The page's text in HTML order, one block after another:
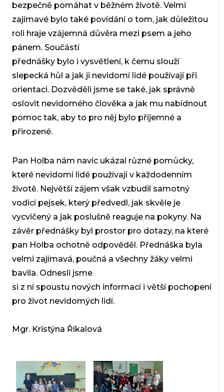
bezpečně pomáhat v běžném životě. Velmi
zajímavé bylo také povídání o tom, jak důležitou
roli hraje vzájemná důvěra mezi psem a jeho
pánem. Součástí
přednášky bylo i vysvětlení, k čemu slouží
slepecká hůl a jak ji nevidomí lidé používají při
orientaci. Dozvěděli jsme se také, jak správně
oslovit nevidomého člověka a jak mu nabídnout
pomoc tak, aby to pro něj bylo příjemné a
přirozené.
Pan Holba nám navíc ukázal různé pomůcky,
které nevidomí lidé používají v každodenním
životě. Největší zájem však vzbudil samotný
vodicí pejsek, který předvedl, jak skvěle je
vycvičený a jak poslušně reaguje na pokyny. Na
závěr přednášky byl prostor pro dotazy, na které
pan Holba ochotně odpověděl. Přednáška byla
velmi zajímavá, poučná a všechny žáky velmi
bavila. Odnesli jsme
si z ní spoustu nových informací i větší pochopení
pro život nevidomých lidí.
Mgr. Kristýna Říkalová